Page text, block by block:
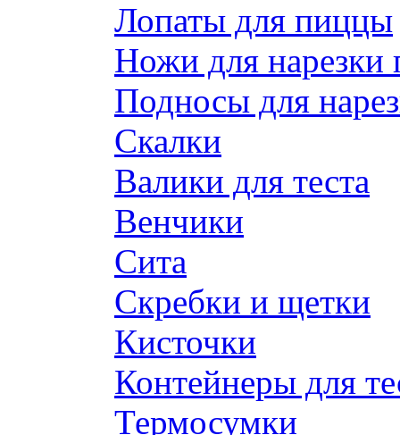
Лопаты для пиццы
Ножи для нарезки
Подносы для
Скалки
Валики для теста
Венчики
Сита
Скребки и щетки
Кисточки
Контейнеры для
Термосумки